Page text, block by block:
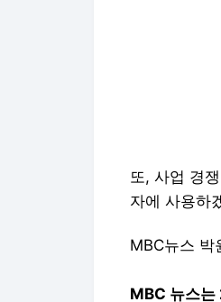
▷ 전화 02-
▷ 카카오톡
박윤수 기자